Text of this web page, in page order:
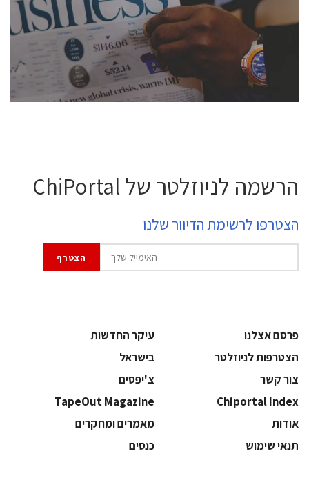
semiconductor industry, including engineers,
professional experts, and senior executives.
לחץ לפרטים
הרשמה לניוזלטר של ChiPortal
הצטרפו לרשימת הדיוור שלנו
פרסם אצלנו
עיקר החדשות
הצטרפות לניוזלטר
בישראל
צור קשר
צ'יפסים
Chiportal Index
TapeOut Magazine
אודות
מאמרים ומחקרים
תנאי שימוש
כנסים